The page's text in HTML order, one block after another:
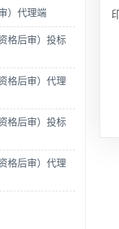
）代理端
格后审）投标
格后审）代理
格后审）投标
格后审）代理